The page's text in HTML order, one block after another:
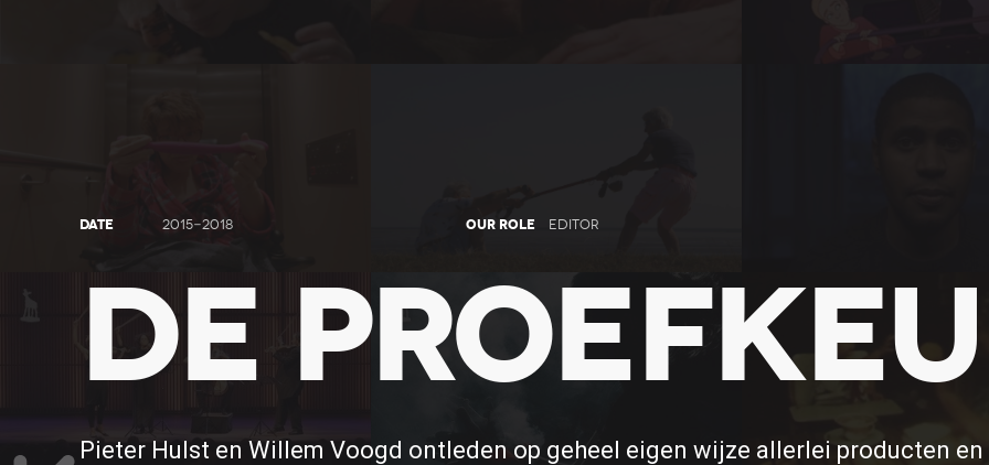
DATE 2015-2018 OUR ROLE EDITOR
DE
Pieter Hulst en Willem Voogd ontleden op geheel eigen wijze allerlei producten